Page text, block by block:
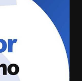
di arma